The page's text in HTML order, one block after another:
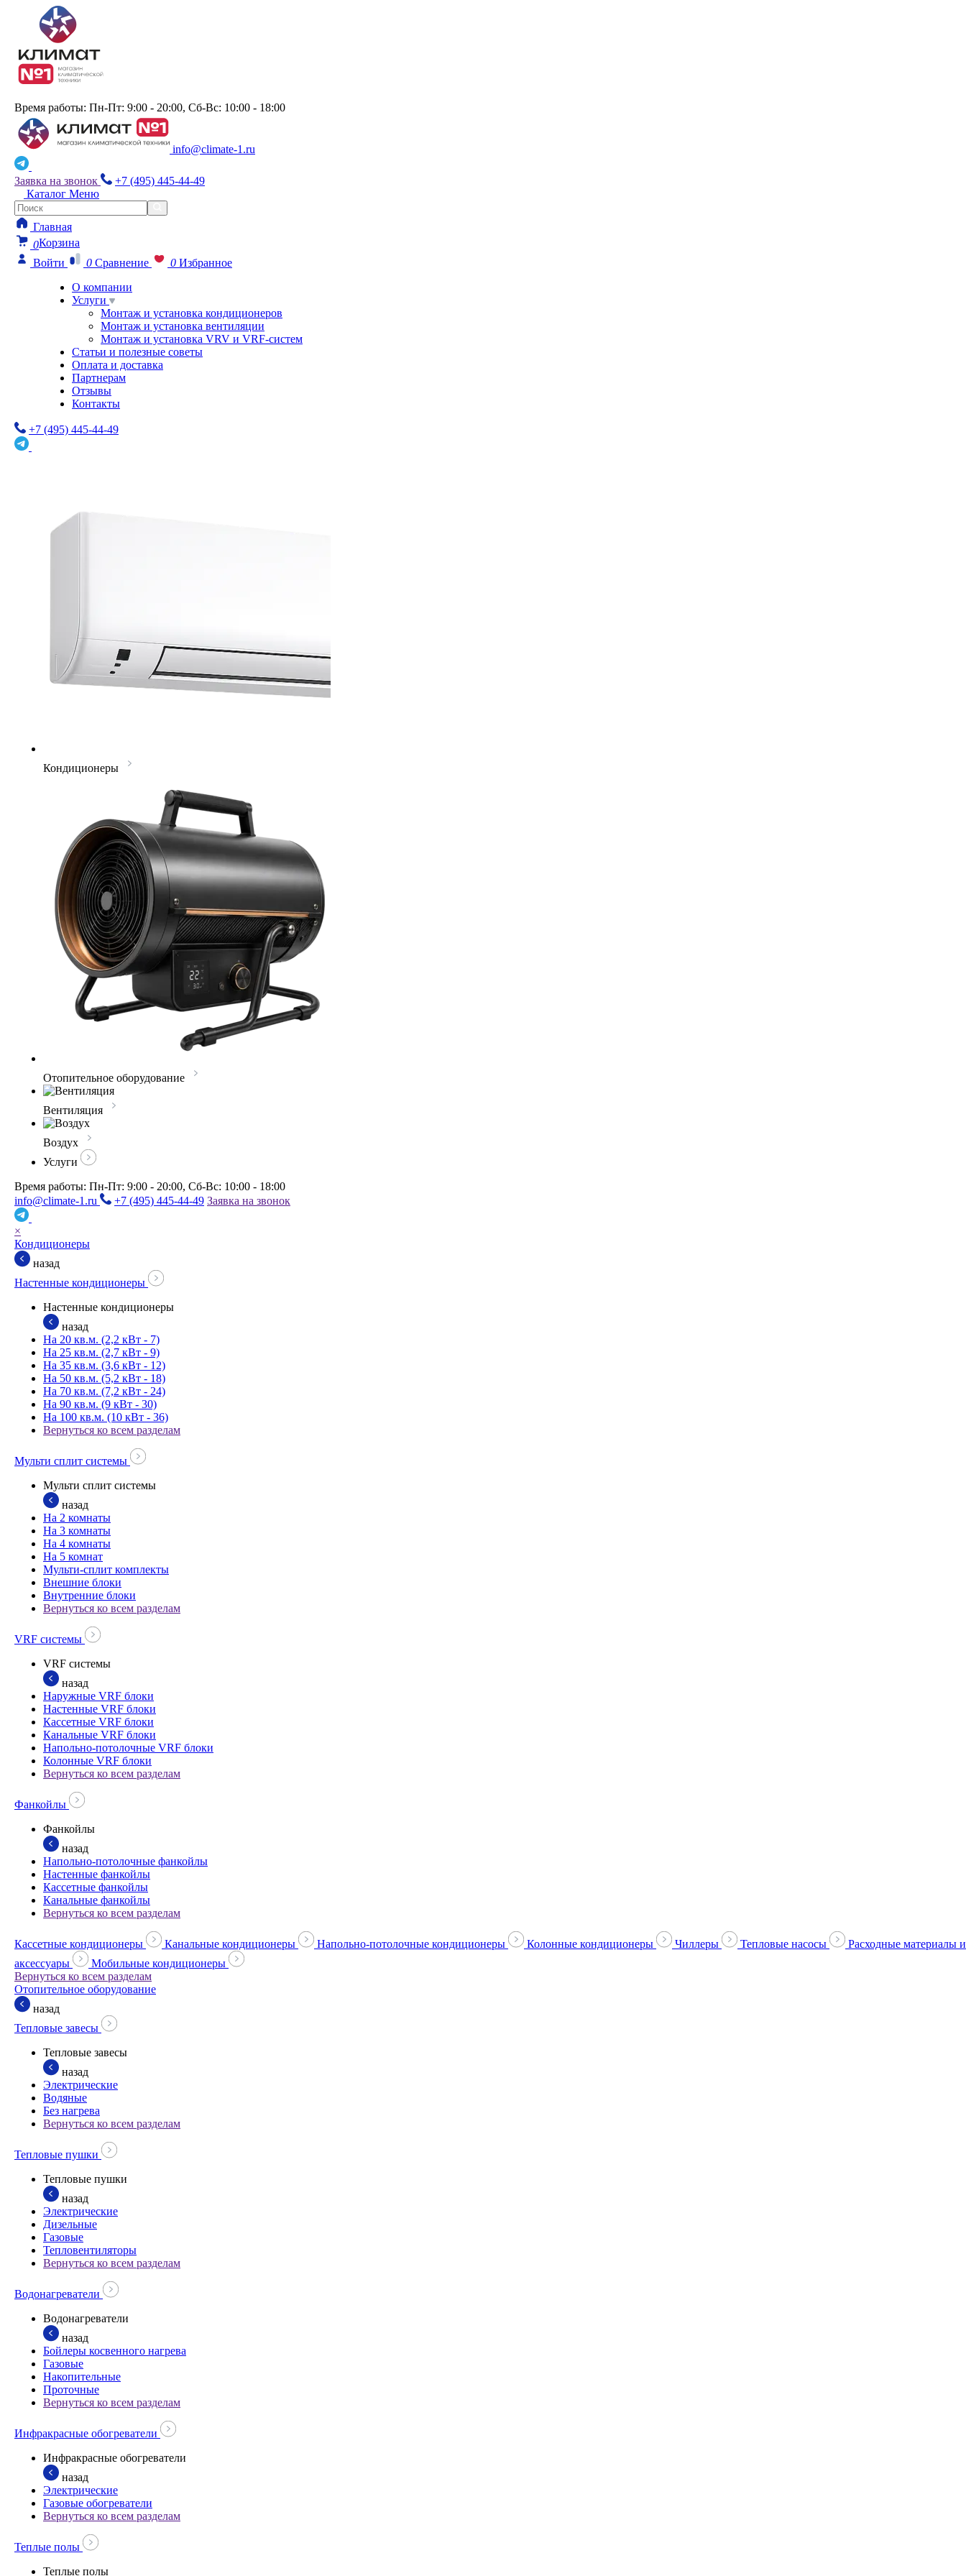
Время работы: Пн-Пт: 9:00 - 20:00, Сб-Вс: 10:00 - 18:00
info@climate-1.ru
Заявка на звонок
+7 (495) 445-44-49
Каталог Меню
Главная
0Корзина
Войти
0 Сравнение 0 Избранное
О компании
Услуги
Монтаж и установка кондиционеров
Монтаж и установка вентиляции
Монтаж и установка VRV и VRF-систем
Статьи и полезные советы
Оплата и доставка
Партнерам
Отзывы
Контакты
+7 (495) 445-44-49
Кондиционеры
Отопительное оборудование
Вентиляция
Воздух
Услуги
Время работы: Пн-Пт: 9:00 - 20:00, Сб-Вс: 10:00 - 18:00
info@climate-1.ru
+7 (495) 445-44-49 Заявка на звонок
×
Кондиционеры
назад
Настенные кондиционеры
Настенные кондиционеры
назад
На 20 кв.м. (2,2 кВт - 7)
На 25 кв.м. (2,7 кВт - 9)
На 35 кв.м. (3,6 кВт - 12)
На 50 кв.м. (5,2 кВт - 18)
На 70 кв.м. (7,2 кВт - 24)
На 90 кв.м. (9 кВт - 30)
На 100 кв.м. (10 кВт - 36)
Вернуться ко всем разделам
Мульти сплит системы
Мульти сплит системы
назад
На 2 комнаты
На 3 комнаты
На 4 комнаты
На 5 комнат
Мульти-сплит комплекты
Внешние блоки
Внутренние блоки
Вернуться ко всем разделам
VRF системы
VRF системы
назад
Наружные VRF блоки
Настенные VRF блоки
Кассетные VRF блоки
Канальные VRF блоки
Напольно-потолочные VRF блоки
Колонные VRF блоки
Вернуться ко всем разделам
Фанкойлы
Фанкойлы
назад
Напольно-потолочные фанкойлы
Настенные фанкойлы
Кассетные фанкойлы
Канальные фанкойлы
Вернуться ко всем разделам
Кассетные кондиционеры Канальные кондиционеры Напольно-потолочные кондиционеры Колонные кондиционеры Чиллеры Тепловые насосы
Расходные материалы и
аксессуары
Мобильные кондиционеры
Вернуться ко всем разделам
Отопительное оборудование
назад
Тепловые завесы
Тепловые завесы
назад
Электрические
Водяные
Без нагрева
Вернуться ко всем разделам
Тепловые пушки
Тепловые пушки
назад
Электрические
Дизельные
Газовые
Тепловентиляторы
Вернуться ко всем разделам
Водонагреватели
Водонагреватели
назад
Бойлеры косвенного нагрева
Газовые
Накопительные
Проточные
Вернуться ко всем разделам
Инфракрасные обогреватели
Инфракрасные обогреватели
назад
Электрические
Газовые обогреватели
Вернуться ко всем разделам
Теплые полы
Теплые полы